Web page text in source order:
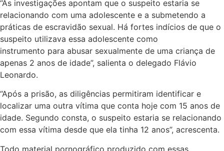
“As investigações apontam que o suspeito estaria se
relacionando com uma adolescente e a submetendo a
práticas de escravidão sexual. Há fortes indícios de que o
suspeito utilizava essa adolescente como
instrumento para abusar sexualmente de uma criança de
apenas 2 anos de idade”, salienta o delegado Flávio
Leonardo.
“Após a prisão, as diligências permitiram identificar e
localizar uma outra vítima que conta hoje com 15 anos de
idade. Segundo consta, o suspeito estaria se relacionando
com essa vítima desde que ela tinha 12 anos”, acrescenta.
Todo material pornográfico produzido com essas